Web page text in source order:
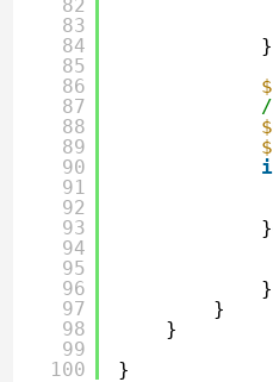
82
83
84
85
86
87
88
89
90
91
92
93
94
95
96
97
98
99
100
}
}
}
}
}
}